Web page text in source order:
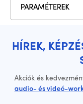
PARAMÉTEREK
HÍREK,
Akciók és
audio- és videó-